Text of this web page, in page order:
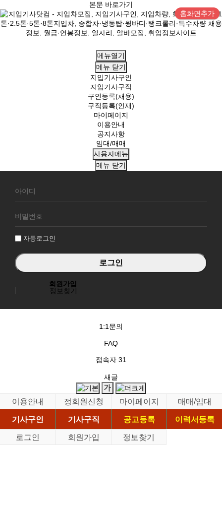
본문 바로가기
홈화면추가
메뉴열기
메뉴 닫기
지입기사구인
지입기사구직
구인등록(채용)
구직등록(인재)
마이페이지
이용안내
공지사항
임대/매매
사용자메뉴
메뉴 닫기
원
그
자동로그인
회원가입
정보찾기
1:1문의
FAQ
접속자 31
새글
이용안내 정회원신청 마이페이지
매매/임대
기사구인
기사구직 공고등록
이력서등록
로그인
회원가입 정보찾기